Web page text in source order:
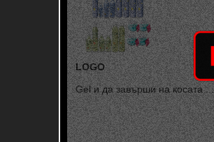
LOGO
Gel и да завърши на косата ...